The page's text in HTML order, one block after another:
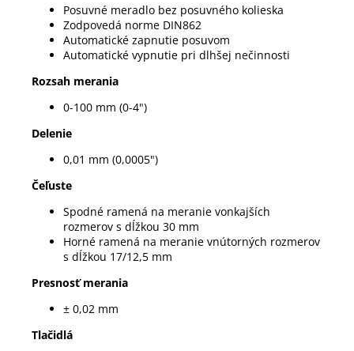
Posuvné meradlo bez posuvného kolieska
Zodpovedá norme DIN862
Automatické zapnutie posuvom
Automatické vypnutie pri dlhšej nečinnosti
Rozsah merania
0-100 mm (0-4")
Delenie
0,01 mm (0,0005")
Čeľuste
Spodné ramená na meranie vonkajších
rozmerov s dĺžkou 30 mm
Horné ramená na meranie vnútorných rozmerov
s dĺžkou 17/12,5 mm
Presnosť merania
± 0,02 mm
Tlačidlá